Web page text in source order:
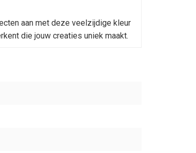
aan met deze veelzijdige kleur
die jouw creaties uniek maakt.